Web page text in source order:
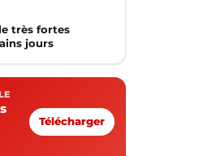
très fortes
jours
Télécharger